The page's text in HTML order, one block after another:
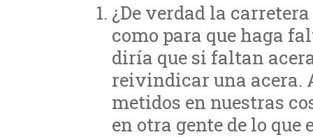
¿De verdad la
como para que haga
diría que si faltan
reivindicar una acera.
metidos en nuestras
en otra gente de lo que